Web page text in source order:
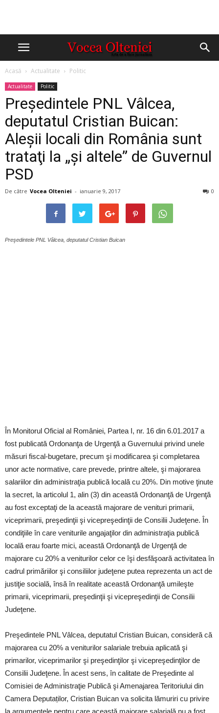
Acasă Actualitate Politic
Actualitate Politic
Preşedintele PNL Vâlcea,
deputatul Cristian Buican:
Aleşii locali din România sunt
trataţi la „şi altele” de Guvernul
PSD
De către Vocea Olteniei - ianuarie 9, 2017 0
Preşedintele PNL Vâlcea, deputatul Cristian Buican
În Monitorul Oficial al României, Partea I, nr. 16 din 6.01.2017 a
fost publicată Ordonanţa de Urgenţă a Guvernului privind unele
măsuri fiscal-bugetare, precum şi modificarea şi completarea
unor acte normative, care prevede, printre altele, şi majorarea
salariilor din administraţia publică locală cu 20%. Din motive ţinute
la secret, la articolul 1, alin (3) din această Ordonanţă de Urgenţă
au fost exceptaţi de la această majorare de venituri primarii,
viceprimarii, preşedinţii şi vicepreşedinţii de Consilii Judeţene. În
condiţiile în care veniturile angajaţilor din administraţia publică
locală erau foarte mici, această Ordonanţă de Urgenţă de
majorare cu 20% a veniturilor celor ce îşi desfăşoară activitatea în
cadrul primăriilor şi consiliilor judeţene putea reprezenta un act de
justiţie socială, însă în realitate această Ordonanţă umileşte
primarii, viceprimarii, preşedinţii şi vicepreşedinţii de Consilii
Judeţene.
Preşedintele PNL Vâlcea, deputatul Cristian Buican, consideră că
majorarea cu 20% a veniturilor salariale trebuia aplicată şi
primarilor, viceprimarilor şi preşedinţilor şi vicepreşedinţilor de
Consilii Judeţene. În acest sens, în calitate de Preşedinte al
Comisiei de Administraţie Publică şi Amenajarea Teritoriului din
Camera Deputaților, Cristian Buican va solicita lămuriri cu privire
la argumentele pentru care această majorare salarială nu a fost